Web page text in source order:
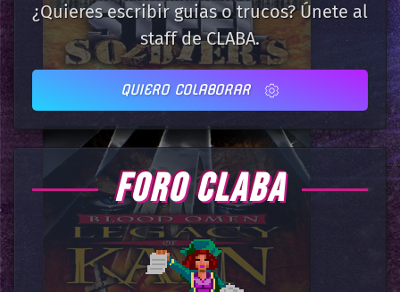
¿Quieres escribir guias o trucos? Únete al
staff de CLABA.
QUIERO COLABORAR
FORO CLABA